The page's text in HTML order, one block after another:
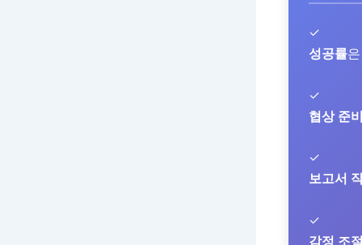
✓
성공률
✓
협상 준
✓
보고서
✓
감정 조